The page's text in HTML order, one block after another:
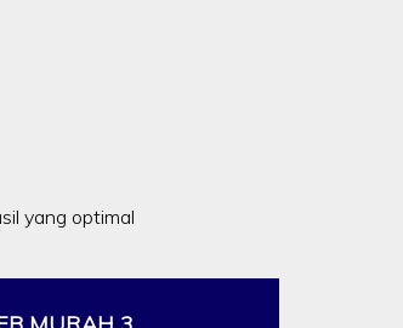
yang optimal